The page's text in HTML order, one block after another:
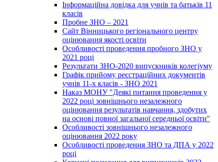
Інформаційна довідка для учнів та батьків 11
класів
Пробне ЗНО – 2021
Сайт Вінницького регіонального центру
оцінювання якості освіти
Особливості проведення пробного ЗНО у
2021 році
Результати ЗНО-2020 випускників колегіуму
Графік прийому реєстраційних документів
учнів 11-х класів - ЗНО 2021
Наказ МОНУ "Деякі питання проведення у
2022 році зовнішнього незалежного
оцінювання результатів навчання, здобутих
на основі повної загальної середньої освіти"
Особливості зовнішнього незалежного
оцінювання 2022 року
Особливості проведення ЗНО та ДПА у 2022
році